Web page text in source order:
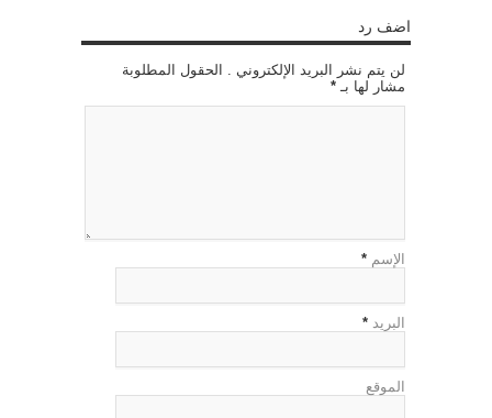
اضف رد
لن يتم نشر البريد الإلكتروني . الحقول المطلوبة
مشار لها بـ *
الإسم *
البريد *
الموقع